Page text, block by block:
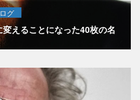
グ
えることになった40枚の名